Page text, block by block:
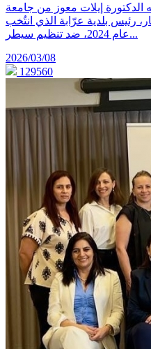
إيلات معوز من جامعة
رئيس بلدية عرّابة الذي انتُخب
عام 2024، ضد تنظيم سيطر...
2026/03/08
129560